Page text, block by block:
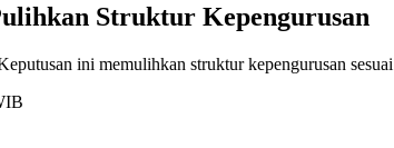
Struktur Kepengurusan
ini memulihkan struktur kepengurusan